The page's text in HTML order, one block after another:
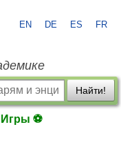
EN DE ES FR
Найти!
Игры ⚽